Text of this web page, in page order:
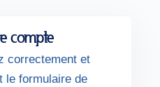
compte
correctement et
le formulaire de